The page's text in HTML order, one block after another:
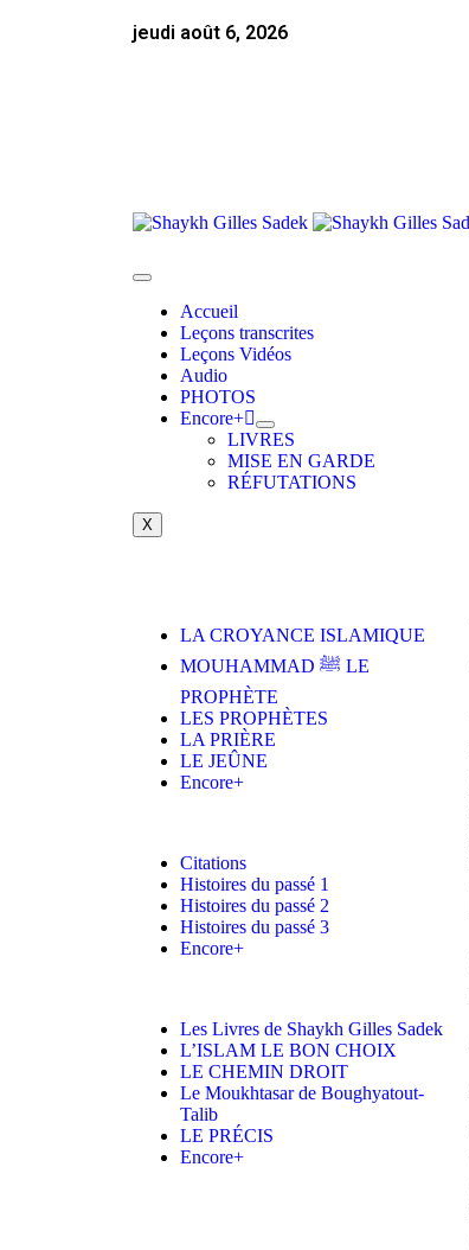
jeudi août 6, 2026
Accueil
Leçons transcrites
Leçons Vidéos​
Audio
PHOTOS
Encore+
LIVRES
MISE EN GARDE
RÉFUTATIONS
X
LA CROYANCE ISLAMIQUE
MOUHAMMAD ﷺ LE
PROPHÈTE
LES PROPHÈTES
LA PRIÈRE
LE JEÛNE
Encore+
Citations
Histoires du passé 1
Histoires du passé 2
Histoires du passé 3
Encore+
Les Livres de Shaykh Gilles Sadek
L’ISLAM LE BON CHOIX
LE CHEMIN DROIT
Le Moukhtasar de Boughyatout-
Talib
LE PRÉCIS
Encore+